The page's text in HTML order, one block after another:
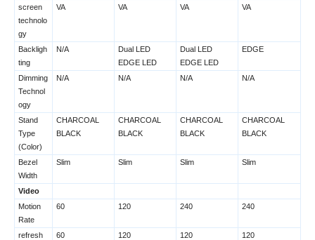
screen
technolo
gy
VA VA VA VA
Backligh
ting
N/A
Dual LED
EDGE LED
Dual LED
EDGE LED
EDGE
Dimming
Technol
ogy
N/A N/A N/A N/A
Stand
Type
(Color)
CHARCOAL
BLACK
CHARCOAL
BLACK
CHARCOAL
BLACK
CHARCOAL
BLACK
Bezel
Width
Slim Slim Slim Slim
Video
Motion
Rate
60 120 240 240
refresh
60 120 120 120